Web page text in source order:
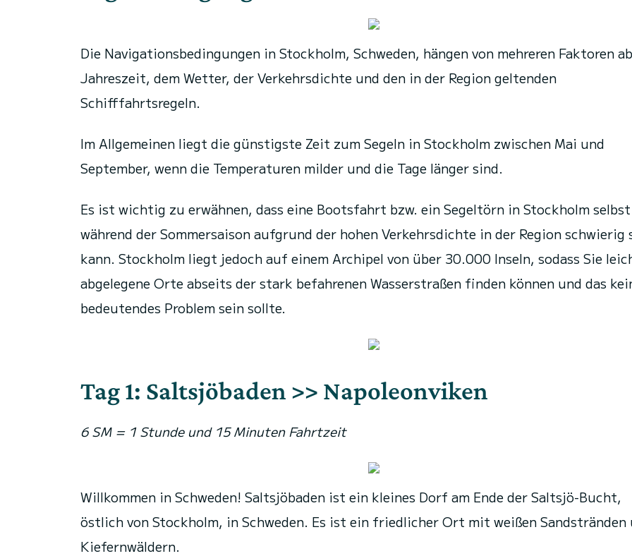
Die Navigationsbedingungen in Stockholm, Schweden, hängen von mehreren Faktoren
Jahreszeit, dem Wetter, der Verkehrsdichte und den in der Region geltenden
Schifffahrtsregeln.
Im Allgemeinen liegt die günstigste Zeit zum Segeln in Stockholm zwischen Mai und
September, wenn die Temperaturen milder und die Tage länger sind.
Es ist wichtig zu erwähnen, dass eine Bootsfahrt bzw. ein Segeltörn in Stockholm selbst
während der Sommersaison aufgrund der hohen Verkehrsdichte in der Region schwierig
kann. Stockholm liegt jedoch auf einem Archipel von über 30.000 Inseln, sodass Sie
abgelegene Orte abseits der stark befahrenen Wasserstraßen finden können und das
bedeutendes Problem sein sollte.
Tag 1: Saltsjöbaden >> Napoleonviken
6 SM = 1 Stunde und 15 Minuten Fahrtzeit
Willkommen in Schweden! Saltsjöbaden ist ein kleines Dorf am Ende der Saltsjö-Bucht,
östlich von Stockholm, in Schweden. Es ist ein friedlicher Ort mit weißen Sandstränden
Kiefernwäldern.